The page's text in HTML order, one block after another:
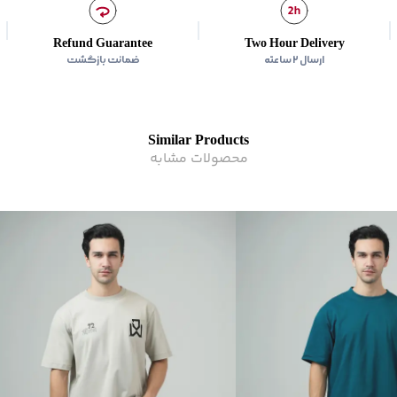
Two Hour Delivery
ارسال ۲ ساعته
Refund Guarantee
ضمانت بازگشت
Similar Products
محصولات مشابه